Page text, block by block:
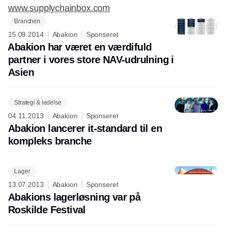
www.supplychainbox.com
Branchen
15.09.2014 Abakion Sponseret
Abakion har været en værdifuld
partner i vores store NAV-udrulning i
Asien
Strategi & ledelse
04.11.2013 Abakion Sponseret
Abakion lancerer it-standard til en
kompleks branche
Lager
13.07.2013 Abakion Sponseret
Abakions lagerløsning var på
Roskilde Festival